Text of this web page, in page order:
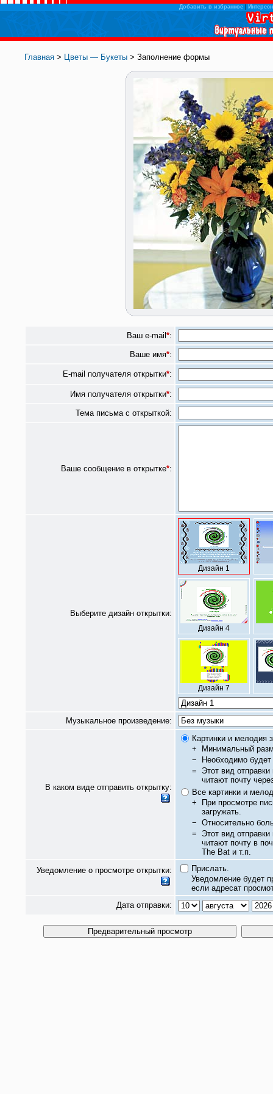
Добавить в избранное|
Главная > Цветы — Букеты > Заполнение формы
Ваш e-mail *:
Ваше имя*:
E-mail получателя открытки*:
Имя получателя открытки*:
Тема письма с открыткой:
Ваше сообщение в открытке*:
Выберите дизайн открытки:
Дизайн 1
Дизайн 4
Дизайн 7
Музыкальное произведение:
В каком виде отправить открытку:
Картинки и мелодия
+
Минимальный
−
Необходимо будет
= Этот вид
читают почту
Все картинки и
+
При просмотре
загружать.
− Относительно
= Этот вид
читают почту в
The Bat и т.п.
Уведомление о просмотре открытки:
Прислать.
Уведомление будет
если адресат
Дата отправки: